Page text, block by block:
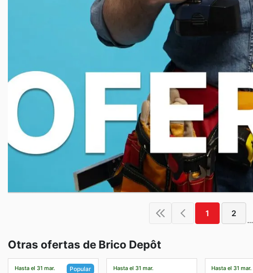
1 2
...
Otras ofertas de Brico Depôt
Hasta el 31 mar. Popular Hasta el 31 mar. Hasta el 31 mar.